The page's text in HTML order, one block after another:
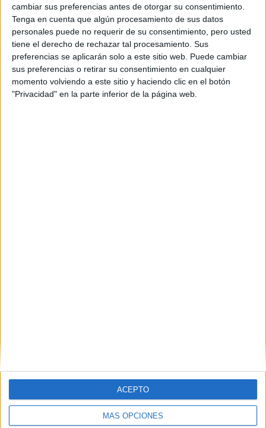
cambiar sus preferencias antes de otorgar su consentimiento.
Tenga en cuenta que algún procesamiento de sus datos
personales puede no requerir de su consentimiento, pero usted
tiene el derecho de rechazar tal procesamiento. Sus
preferencias se aplicarán solo a este sitio web. Puede cambiar
sus preferencias o retirar su consentimiento en cualquier
momento volviendo a este sitio y haciendo clic en el botón
"Privacidad" en la parte inferior de la página web.
MÁS OPCIONES
ACEPTO
Leaflet| OSM Mapnik